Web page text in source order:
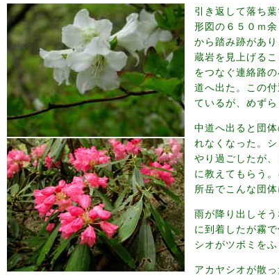
引き返して落ち
形図の６５０ｍ
から踏み跡があ
蔵岩を見上げる
をつなぐ連絡路
道へ出た。この
ているが、めず
中道へ出ると団
れなくなった。
やり過ごしたが
に教えてもらう
所岳でこんな団
雨が降り出しそ
に到着したが霧
シオがツボミをふ
アカヤシオが散